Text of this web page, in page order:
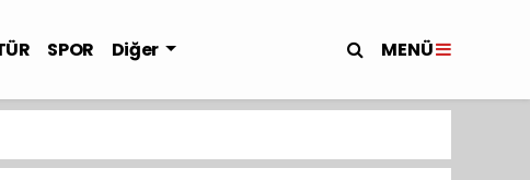
SPOR Diğer MENÜ